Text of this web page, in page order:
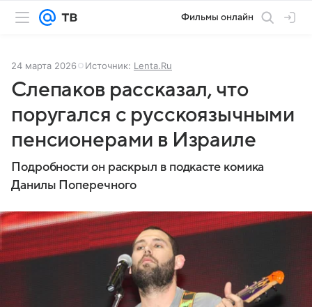
Фильмы онлайн
24 марта 2026 Источник: Lenta.Ru
Слепаков рассказал, что
поругался с русскоязычными
пенсионерами в Израиле
Подробности он раскрыл в подкасте комика
Данилы Поперечного